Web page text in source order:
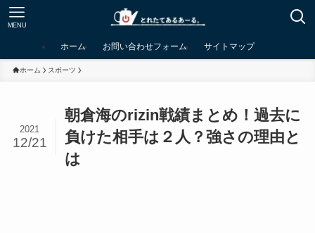
MENU
ホーム お問い合わせフォーム サイトマップ
ホーム スポーツ
朝倉海のrizin戦績まとめ！過去に
負けた相手は２人？強さの理由と
は
2021
12/21